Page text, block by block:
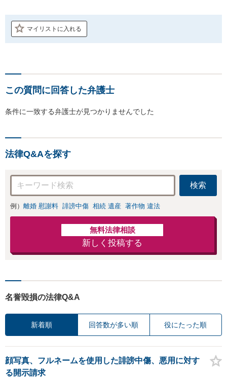
マイリストに入れる
この質問に回答した弁護士
条件に一致する弁護士が見つかりませんでした
法律Q&Aを探す
検索
例） 離婚 慰謝料 誹謗中傷 相続 遺産 著作物 違法
無料法律相談
新しく投稿する
名誉毀損の法律Q&A
新着順 回答数が多い順 役にたった順
顔写真、フルネームを使用した誹謗中傷、悪用に対す
る開示請求